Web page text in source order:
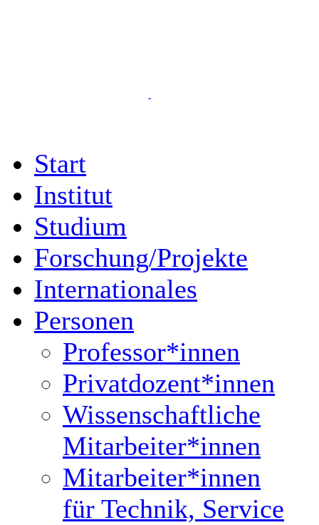
Start
Institut
Studium
Forschung/Projekte
Internationales
Personen
Professor*innen
Privatdozent*innen
Wissenschaftliche
Mitarbeiter*innen
Mitarbeiter*innen
für Technik, Service